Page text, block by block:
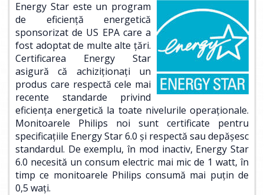
Energy Star este un program
de eficienţă energetică
sponsorizat de US EPA care a
fost adoptat de multe alte ţări.
Certificarea Energy Star
asigură că achiziţionaţi un
produs care respectă cele mai
recente standarde privind
eficienţa energetică la toate nivelurile operaţionale.
Monitoarele Philips noi sunt certificate pentru
specificaţiile Energy Star 6.0 şi respectă sau depăşesc
standardul. De exemplu, în mod inactiv, Energy Star
6.0 necesită un consum electric mai mic de 1 watt, în
timp ce monitoarele Philips consumă mai puţin de
0,5 waţi.